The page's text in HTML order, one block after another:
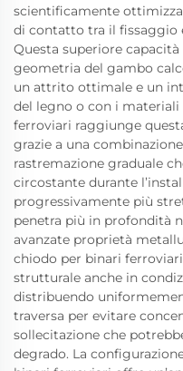
scientificamente
di contatto tra il fissaggio
Questa superiore
geometria del gambo
un attrito ottimale e un
del legno o con i
ferroviari raggiunge
grazie a una
rastremazione graduale
circostante durante
progressivamente più
penetra più in profondità
avanzate proprietà
chiodo per binari
strutturale anche in
distribuendo
traversa per evitare
sollecitazione che
degrado. La